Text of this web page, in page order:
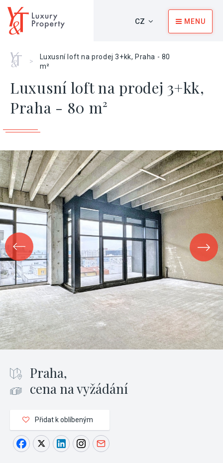
CZ MENU
Home
>
Luxusní loft na prodej 3+kk, Praha - 80
m²
Luxusní loft na prodej 3+kk,
Praha - 80 m²
Praha,
cena na vyžádání
Přidat k oblíbeným